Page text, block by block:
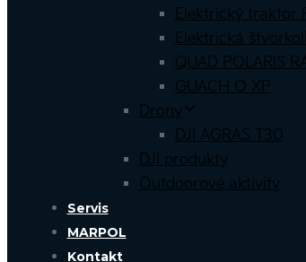
Elektrický traktor
Elektrická
QUAD POLARIS
GUACH O XP
Drony
DJI AGRAS T30
DJI produkty
Outdoorové aktivity
Servis
MARPOL
Kontakt